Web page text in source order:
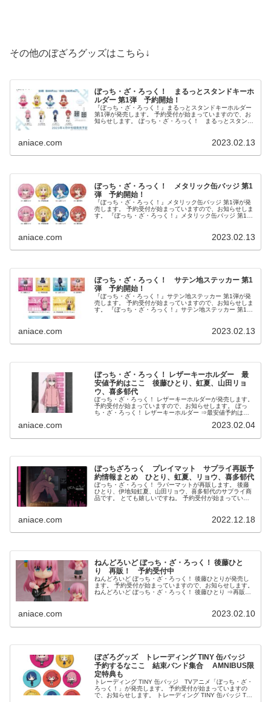
その他のぼざろグッズはこちら↓
ぼっち・ざ・ろっく！ まるっとスタンドキーホ
ルダー 第1弾 予約開始！
『ぼっち・ざ・ろっく！』まるっとスタンドキーホルダー
第1弾が発売します。 予約受付が始まっていますので、お
知らせします。 ぼっち・ざ・ろっく！ まるっとスタンド
aniace.com 2023.02.13
ぼっち・ざ・ろっく！ メタリック缶バッジ 第1
弾 予約開始！
『ぼっち・ざ・ろっく！』メタリック缶バッジ 第1弾が発
売します。 予約受付が始まっていますので、お知らせしま
す。 『ぼっち・ざ・ろっく！』メタリック缶バッジ 第1弾
aniace.com 2023.02.13
ぼっち・ざ・ろっく！ サテン地ステッカー 第1
弾 予約開始！
『ぼっち・ざ・ろっく！』サテン地ステッカー 第1弾が発
売します。 予約受付が始まっていますので、お知らせしま
す。 『ぼっち・ざ・ろっく！』サテン地ステッカー 第1弾
aniace.com 2023.02.13
ぼっち・ざ・ろっく！ レザーキーホルダー 最
安値予約はここ 後藤ひとり、虹夏、山田リョ
ウ、喜多郁代
ぼっち・ざ・ろっく！ レザーキーホルダーが発売します。
予約受付が始まっていますので、お知らせします。 ぼっ
ち・ざ・ろっく！ レザーキーホルダー ⇒最安値予約はこ
aniace.com 2023.02.04
ぼっちざろっく プレイマット サプライ再販予
約情報まとめ ひとり、虹夏、リョウ、喜多郁代
ぼっち・ざ・ろっく！ ラバーマットが再販します。 後藤
ひとり、伊地知虹夏、山田リョウ、喜多郁代のサプライ商
品です。 とても嬉しいですね。 予約受付が始まっていま
aniace.com 2022.12.18
ねんどろいど ぼっち・ざ・ろっく！ 後藤ひと
り 再販！ 予約受付中
ねんどろいど ぼっち・ざ・ろっく！ 後藤ひとりが発売し
ます。 予約受付が始まっていますので、お知らせします。
ねんどろいど ぼっち・ざ・ろっく！ 後藤ひとり ⇒再販予
aniace.com 2023.02.10
ぼざろグッズ トレーディング TINY 缶バッジ
予約するなここ 結束バンド集合 AMNIBUS限
定特典も
トレーディング TINY 缶バッジ TVアニメ「ぼっち・ざ・
ろっく！」が発売します。 予約受付が始まっていますの
で、お知らせします。 トレーディング TINY 缶バッジ TV